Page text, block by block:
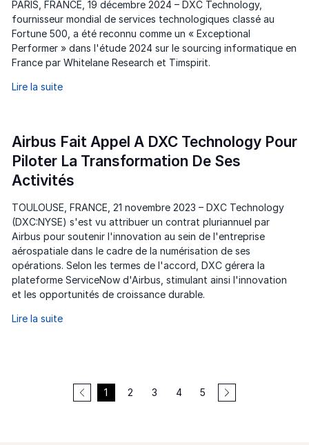
PARIS, FRANCE, 19 décembre 2024 – DXC Technology,
fournisseur mondial de services technologiques classé au
Fortune 500, a été reconnu comme un « Exceptional
Performer » dans l'étude 2024 sur le sourcing informatique en
France par Whitelane Research et Timspirit.
Lire la suite
Airbus Fait Appel A DXC Technology Pour
Piloter La Transformation De Ses
Activités
TOULOUSE, FRANCE, 21 novembre 2023 – DXC Technology
(DXC:NYSE) s'est vu attribuer un contrat pluriannuel par
Airbus pour soutenir l'innovation au sein de l'entreprise
aérospatiale dans le cadre de la numérisation de ses
opérations. Selon les termes de l'accord, DXC gérera la
plateforme ServiceNow d'Airbus, stimulant ainsi l'innovation
et les opportunités de croissance durable.
Lire la suite
1 2 3 4 5